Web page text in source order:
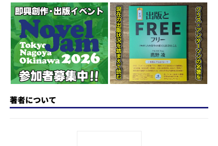
n o
k
著者について